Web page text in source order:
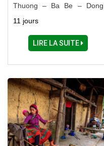
Thuong – Ba Be – Dong
Ninh Binh
11 jours
LIRE LA SUITE